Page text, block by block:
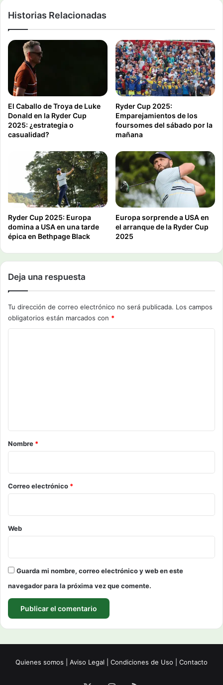
Historias Relacionadas
El Caballo de Troya de Luke
Donald en la Ryder Cup
2025: ¿estrategia o
casualidad?
Ryder Cup 2025:
Emparejamientos de los
foursomes del sábado por la
mañana
Ryder Cup 2025: Europa
domina a USA en una tarde
épica en Bethpage Black
Europa sorprende a USA en
el arranque de la Ryder Cup
2025
Deja una respuesta
Tu dirección de correo electrónico no será publicada. Los campos
obligatorios están marcados con *
r
o
*
Nombre *
Correo electrónico *
Web
Guarda mi nombre, correo electrónico y web en este
navegador para la próxima vez que comente.
Quienes somos Aviso Legal Condiciones de Uso Contacto